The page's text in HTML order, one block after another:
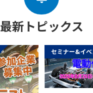
最新トピックス
セミナー&イベ